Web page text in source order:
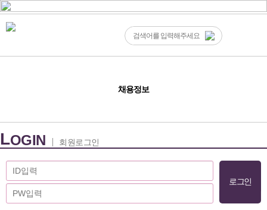
채용정보
LOGIN 회원로그인